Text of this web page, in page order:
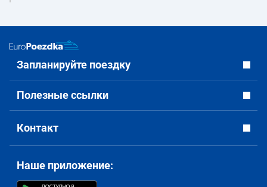
Запланируйте поездку
Полезные ссылки
Контакт
Наше приложение: